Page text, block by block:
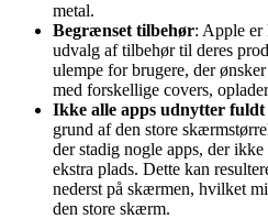
metal.
Begrænset tilbehør: Apple er
udvalg af tilbehør til deres
ulempe for brugere, der
med forskellige covers,
Ikke alle apps udnytter
grund af den store
der stadig nogle apps, der
ekstra plads. Dette kan
nederst på skærmen, hvilket
den store skærm.